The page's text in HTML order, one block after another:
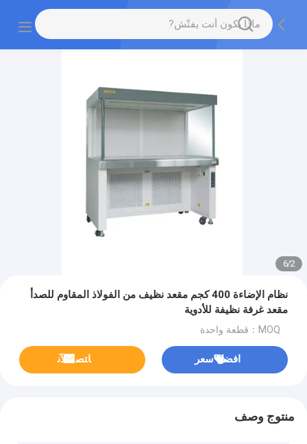
2
/
6
نظام الإضاءة 400 كجم مقعد نظيف من الفولاذ المقاوم للصدأ
مقعد غرفة نظيفة للأدوية
MOQ：قطعة واحدة
افضل سعر ﺎﺘﺼﻟ ﺍﻶﻧ
منتوج وصف